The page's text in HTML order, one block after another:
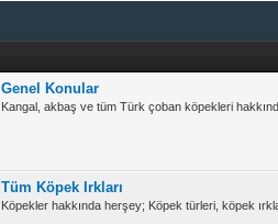
Genel Konular
Kangal, akbaş ve tüm Türk çoban köpekleri
Tüm Köpek Irkları
Köpekler hakkında herşey; Köpek türleri, köpek